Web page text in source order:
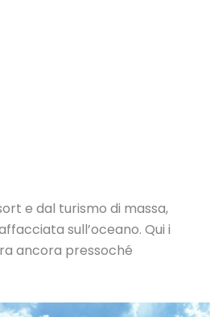
e dal turismo di massa,
sull’oceano. Qui i
ancora pressoché